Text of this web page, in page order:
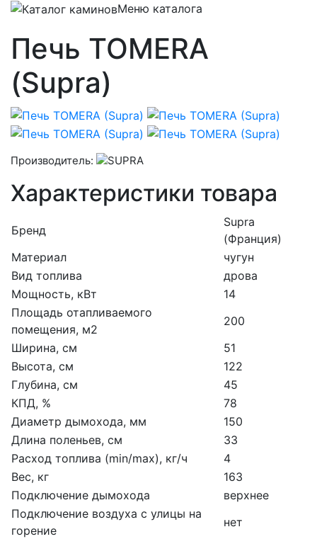
Меню каталога
Печь TOMERA
(Supra)
Производитель:
Характеристики товара
Бренд
Supra
(Франция)
Материал
чугун
Вид топлива
дрова
Мощность, кВт
14
Площадь отапливаемого
помещения, м2
200
Ширина, см
51
Высота, см
122
Глубина, см
45
КПД, %
78
Диаметр дымохода, мм
150
Длина поленьев, см
33
Расход топлива (min/max), кг/ч
4
Вес, кг
163
Подключение дымохода
верхнее
Подключение воздуха с улицы на
горение
нет